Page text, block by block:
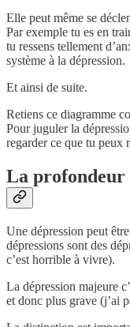
Elle peut même se
Par exemple tu es en
tu ressens tellement
système à la dépression.
Et ainsi de suite.
Retiens ce diagramme
Pour juguler la
regarder ce que tu peux
La profondeur
Une dépression peut
dépressions sont des
c’est horrible à vivre).
La dépression majeure
et donc plus grave (j’ai